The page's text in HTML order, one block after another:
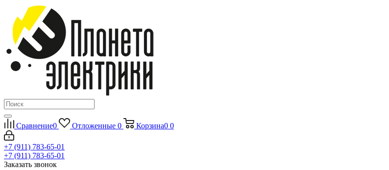
Сравнение0 Отложенные 0 Корзина0 0
+7 (911) 783-65-01
+7 (911) 783-65-01
Заказать звонок